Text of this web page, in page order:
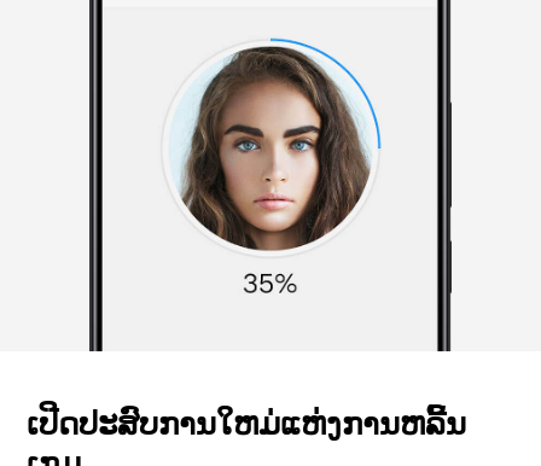
ເປີດປະສົບການໃຫມ່ແຫ່ງການຫລີ້ນ